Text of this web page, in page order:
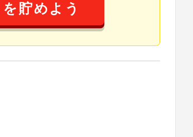
貯めよう